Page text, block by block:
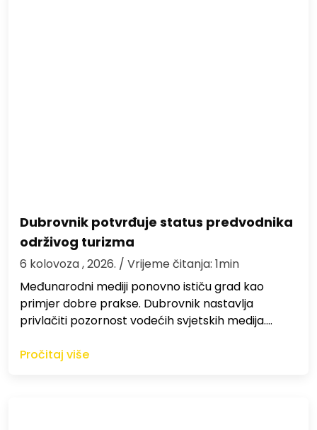
Dubrovnik potvrđuje status predvodnika
održivog turizma
6 kolovoza , 2026. / Vrijeme čitanja: 1min
Međunarodni mediji ponovno ističu grad kao
primjer dobre prakse. Dubrovnik nastavlja
privlačiti pozornost vodećih svjetskih medija.…
Pročitaj više